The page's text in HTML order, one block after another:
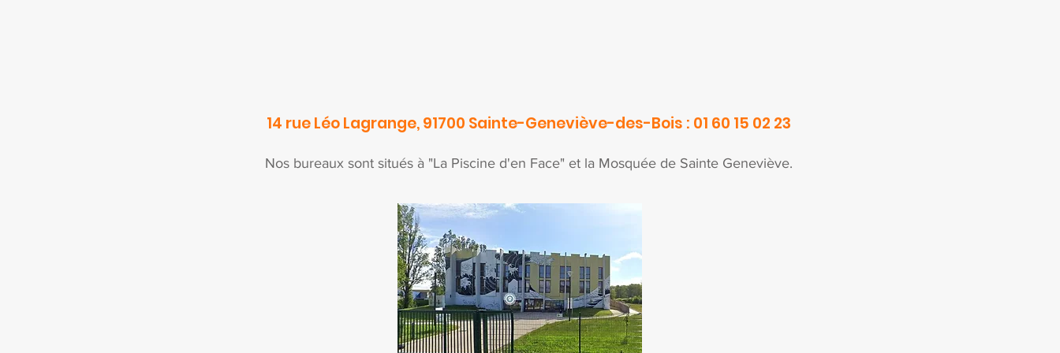
14 rue Léo Lagrange, 91700 Sainte-Geneviève-des-Bois : 01 60 15 02 23
Nos bureaux sont situés à "La Piscine d'en Face" et la Mosquée de Sainte Geneviève.